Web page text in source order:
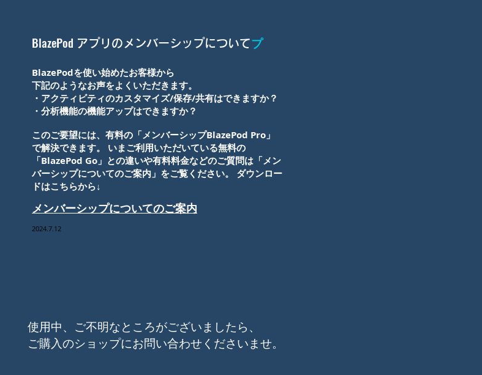
​BlazePod アプリのメンバーシップについてプ
BlazePodを使い始めたお客様から
下記のようなお声をよくいただきます。
・アクティビティのカスタマイズ/保存/共有はできますか？
・分析機能の機能アップはできますか？
このご要望には、有料の「メンバーシップBlazePod Pro」
で解決できます。 いまご利用いただいている無料の
「BlazePod Go」との違いや有料料金などのご質問は「メン
バーシップについてのご案内」をご覧ください。 ダウンロー
ドはこちらから↓
メンバーシップについてのご案内
2024.7.12
使用中、ご不明なところがございましたら、
ご購入のショップにお問い合わせくださいませ。